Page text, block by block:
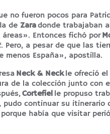
no fueron pocos para
de Zaradonde trabajaban
Entonces fichó por
. Pero, a pesar de que las
menos España», apostilla.
Neck & Neckle ofreció
de la colección junto con
Cortefiel le propuso
continuar su itinerario
había que visitar